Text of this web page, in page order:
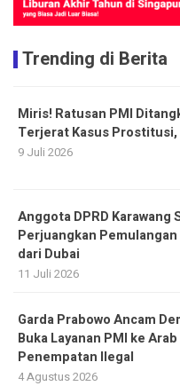
Trending di Berita
Miris! Ratusan PMI
Terjerat Kasus Prostitusi,
9 Juli 2026
Anggota DPRD Karawang
Perjuangkan
dari Dubai
11 Juli 2026
Garda Prabowo Ancam
Buka Layanan PMI ke
Penempatan Ilegal
4 Agustus 2026